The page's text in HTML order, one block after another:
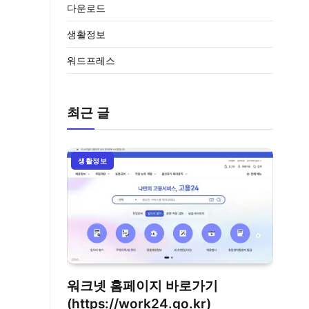
다운로드
생활정보
워드프레스
최근 글
생활정보
워크넷 홈페이지 바로가기
(https://work24.go.kr)